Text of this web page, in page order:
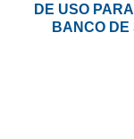
DE USO
BANCO